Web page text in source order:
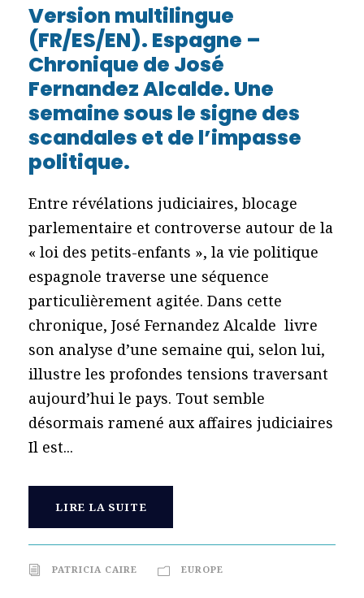
Version multilingue
(FR/ES/EN). Espagne –
Chronique de José
Fernandez Alcalde. Une
semaine sous le signe des
scandales et de l’impasse
politique.
Entre révélations judiciaires, blocage
parlementaire et controverse autour de la
« loi des petits-enfants », la vie politique
espagnole traverse une séquence
particulièrement agitée. Dans cette
chronique, José Fernandez Alcalde livre
son analyse d’une semaine qui, selon lui,
illustre les profondes tensions traversant
aujourd’hui le pays. Tout semble
désormais ramené aux affaires judiciaires
Il est...
LIRE LA SUITE
PATRICIA CAIRE EUROPE